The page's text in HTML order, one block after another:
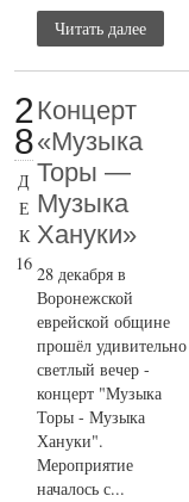
Читать далее
2
8
Д
Е
К
16
Концерт
«Музыка
Торы —
Музыка
Хануки»
28 декабря в
Воронежской
еврейской общине
прошёл удивительно
светлый вечер -
концерт "Музыка
Торы - Музыка
Хануки".
Мероприятие
началось с...